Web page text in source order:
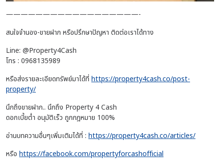
——————————————————-
สนใจจำนอง-ขายฝาก หรือปรึกษาปัญหา ติดต่อเราได้ทาง
Line: @Property4Cash
โทร : 0968135989
หรือส่งรายละเอียดทรัพย์มาได้ที่ https://property4cash.co/post-
property/
นึกถึงขายฝาก.. นึกถึง Property 4 Cash
ดอกเบี้ยต่ำ อนุมัติเร็ว ถูกกฎหมาย 100%
อ่านบทความอื่นๆเพิ่มเติมได้ที่ : https://property4cash.co/articles/
หรือ https://facebook.com/propertyforcashofficial